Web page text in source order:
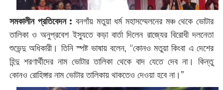
সমকালীন প্রতিবেদন : বনগাঁয় মতুয়া ধর্ম মহাসম্মেলনের মঞ্চ থেকে ভোটার
তালিকা ও অনুপ্রবেশ ইস্যুতে কড়া বার্তা দিলেন রাজ্যের বিরোধী দলনেতা
শুভেন্দু অধিকারী। তিনি স্পষ্ট ভাষায় বলেন, “কোনও মতুয়া কিংবা এ দেশের
হিন্দু শরণার্থীদের নাম ভোটার তালিকা থেকে বাদ যেতে দেব না। কিন্তু
কোনও রোহিঙ্গার নাম ভোটার তালিকায় থাকতেও দেওয়া হবে না।”